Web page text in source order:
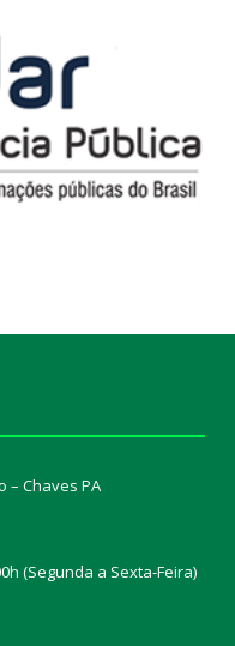
– Chaves PA
(Segunda a Sexta-Feira)